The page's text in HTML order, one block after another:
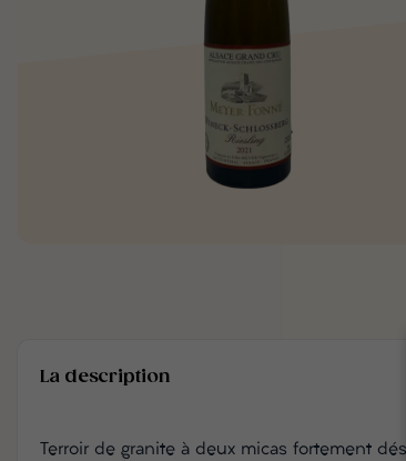
La description
Terroir de granite à deux micas fortement